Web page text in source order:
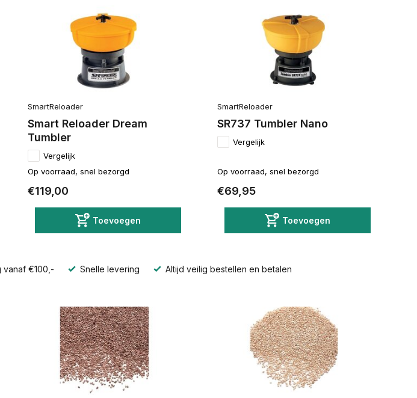
SmartReloader
Smart Reloader Dream
Tumbler
Vergelijk
Op voorraad, snel bezorgd
€119,00
Toevoegen
SmartReloader
SR737 Tumbler Nano
Vergelijk
Op voorraad, snel bezorgd
€69,95
Toevoegen
vanaf €100,- Snelle levering Altijd veilig bestellen en betalen